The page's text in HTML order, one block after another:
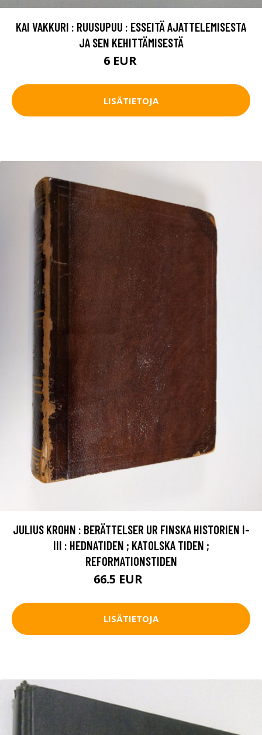
KAI VAKKURI : RUUSUPUU : ESSEITÄ AJATTELEMISESTA
JA SEN KEHITTÄMISESTÄ
6 EUR
LISÄTIETOJA
JULIUS KROHN : BERÄTTELSER UR FINSKA HISTORIEN I-
III : HEDNATIDEN ; KATOLSKA TIDEN ;
REFORMATIONSTIDEN
66.5 EUR
LISÄTIETOJA